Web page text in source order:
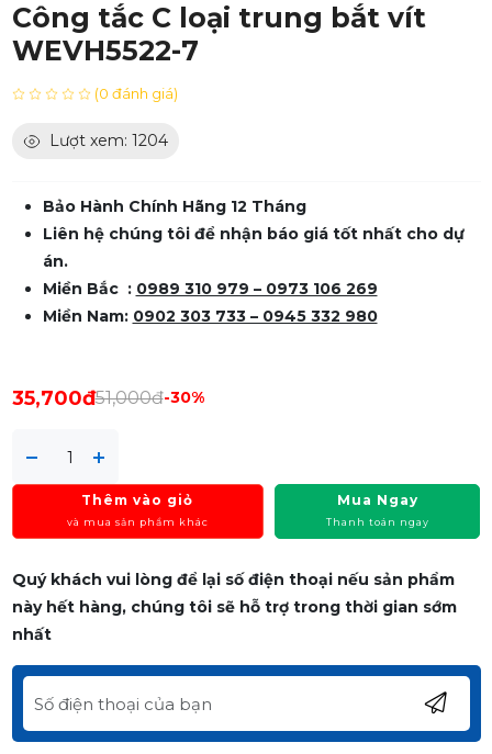
Công tắc C loại trung bắt vít
WEVH5522-7
(0 đánh giá)
Lượt xem: 1204
Bảo Hành Chính Hãng 12 Tháng
Liên hệ chúng tôi để nhận báo giá tốt nhất cho dự
án.
Miền Bắc : 0989 310 979 – 0973 106 269
Miền Nam: 0902 303 733 – 0945 332 980
35,700đ51,000đ-30%
Thêm vào giỏ
và mua sản phẩm khác
Mua Ngay
Thanh toán ngay
Quý khách vui lòng để lại số điện thoại nếu sản phẩm
này hết hàng, chúng tôi sẽ hỗ trợ trong thời gian sớm
nhất